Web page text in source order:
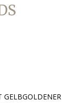
GELBGOLDENER